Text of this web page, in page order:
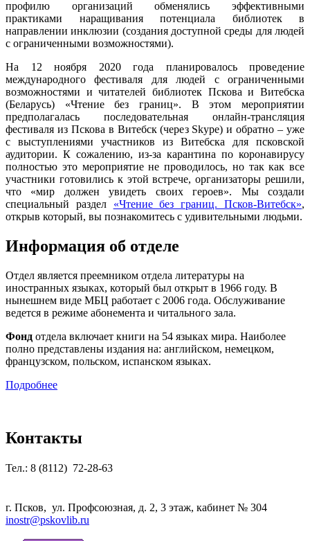
профилю организаций обменялись эффективными
практиками наращивания потенциала библиотек в
направлении инклюзии (создания доступной среды для людей
с ограниченными возможностями).
На 12 ноября 2020 года планировалось проведение
международного фестиваля для людей с ограниченными
возможностями и читателей библиотек Пскова и Витебска
(Беларусь) «Чтение без границ». В этом мероприятии
предполагалась последовательная онлайн-трансляция
фестиваля из Пскова в Витебск (через Skype) и обратно – уже
с выступлениями участников из Витебска для псковской
аудитории. К сожалению, из-за карантина по коронавирусу
полностью это мероприятие не проводилось, но так как все
участники готовились к этой встрече, организаторы решили,
что «мир должен увидеть своих героев». Мы создали
специальный раздел «Чтение без границ. Псков-Витебск»,
открыв который, вы познакомитесь с удивительными людьми.
Информация об отделе
Отдел является преемником отдела литературы на
иностранных языках, который был открыт в 1966 году. В
нынешнем виде МБЦ работает с 2006 года. Обслуживание
ведется в режиме абонемента и читального зала.
Фонд отдела включает книги на 54 языках мира. Наиболее
полно представлены издания на: английском, немецком,
французском, польском, испанском языках.
Подробнее
Контакты
Тел.: 8 (8112) 72-28-63
г. Псков, ул. Профсоюзная, д. 2, 3 этаж, кабинет № 304
inostr@pskovlib.ru